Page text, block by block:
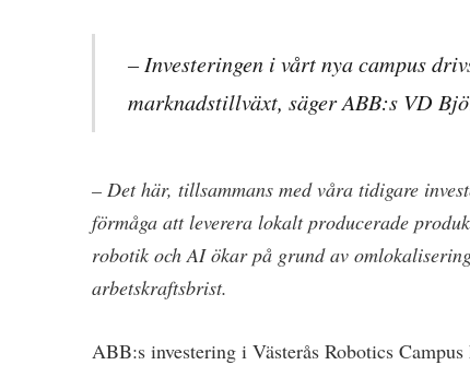
– Investeringen i vårt nya campus
marknadstillväxt, säger ABB:s VD
– Det här, tillsammans med våra tidigare
förmåga att leverera lokalt producerade
robotik och AI ökar på grund av
arbetskraftsbrist.
ABB:s investering i Västerås Robotics